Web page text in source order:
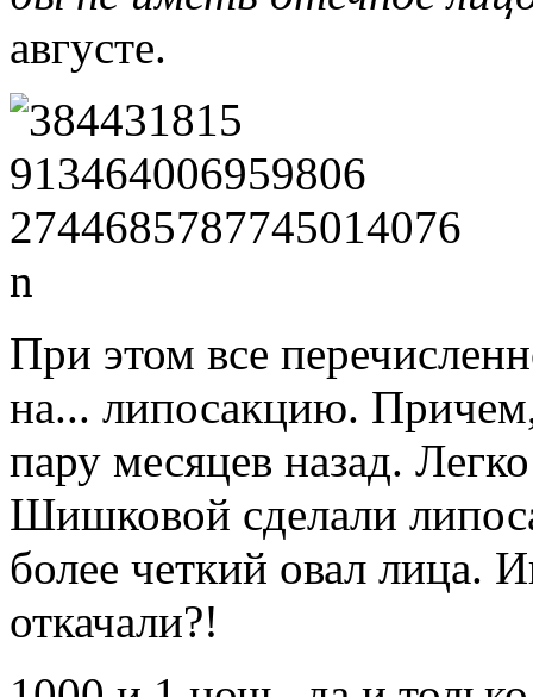
августе.
При этом все
на... липосакцию.
пару месяцев назад.
Шишковой сделали
более четкий овал лица.
откачали?!